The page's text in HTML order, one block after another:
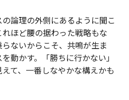
論理の外側にあるように聞こ
ほど腰の据わった戦略もな
ないからこそ、共鳴が生ま
動かす。「勝ちに行かない」
て、一番しなやかな構えかも